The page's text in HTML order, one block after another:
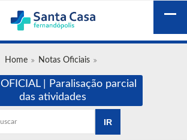
Home Notas Oficiais
| Paralisação parcial
das atividades